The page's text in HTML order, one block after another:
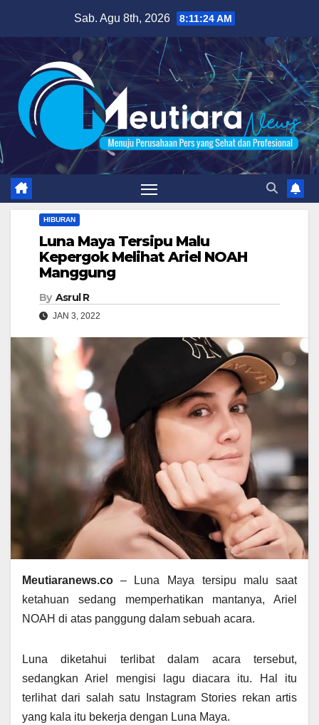
content
Sab. Agu 8th, 2026 8:11:25 AM
HIBURAN
Luna Maya Tersipu Malu
Kepergok Melihat Ariel NOAH
Manggung
By Asrul R
JAN 3, 2022
Meutiaranews.co – Luna Maya tersipu malu saat
ketahuan sedang memperhatikan mantanya, Ariel
NOAH di atas panggung dalam sebuah acara.
Luna diketahui terlibat dalam acara tersebut,
sedangkan Ariel mengisi lagu diacara itu. Hal itu
terlihat dari salah satu Instagram Stories rekan artis
yang kala itu bekerja dengan Luna Maya.